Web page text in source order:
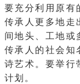
要充分利用原有
传承人更多地走
间地头、工地或
传承人的社会知
诗艺术。要举行
计划。